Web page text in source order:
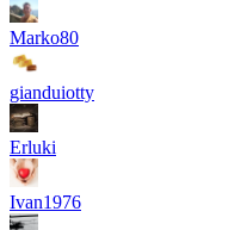
Marko80
gianduiotty
Erluki
Ivan1976